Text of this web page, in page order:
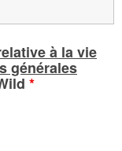
à la vie
générales
*